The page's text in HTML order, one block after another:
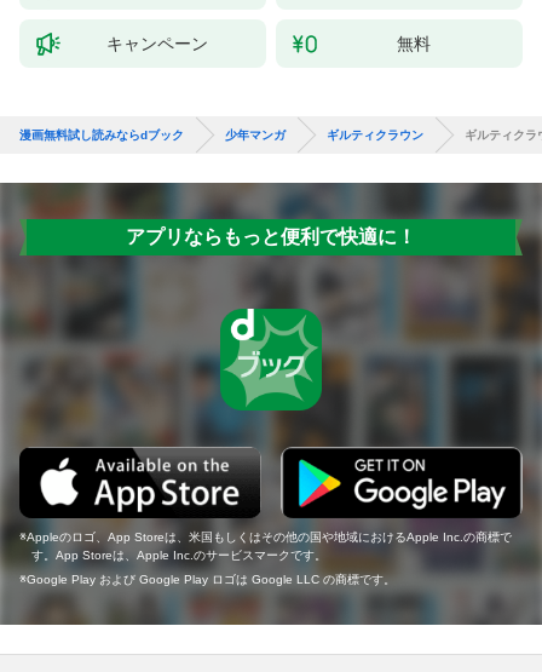
キャンペーン 無料
漫画無料試し読みならdブック 少年マンガ ギルティクラウン ギルティクラ
アプリならもっと便利で快適に！
Appleのロゴ、App Storeは、米国もしくはその他の国や地域におけるApple Inc.の商標で
す。App Storeは、Apple Inc.のサービスマークです。
Google Play および Google Play ロゴは Google LLC の商標です。